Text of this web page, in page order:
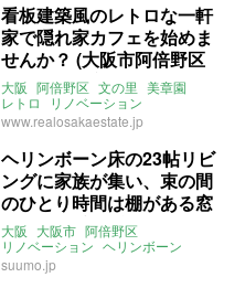
看板建築風のレトロな一軒
家で隠れ家カフェを始めま
せんか？ (大阪市阿倍野区
118㎡の賃貸物件)
大阪 阿倍野区 文の里 美章園
レトロ
リノベーション
店舗付き住宅 土間
ライター：葱山紫蘇子
www.realosakaestate.jp
ヘリンボーン床の23帖リビ
ングに家族が集い、束の間
のひとり時間は棚がある窓
際で(大阪市阿倍野区88㎡
の売買物件)
大阪 大阪市 阿倍野区
リノベーション ヘリンボーン
天王寺 カーシェア
あべのハルカス
suumo.jp